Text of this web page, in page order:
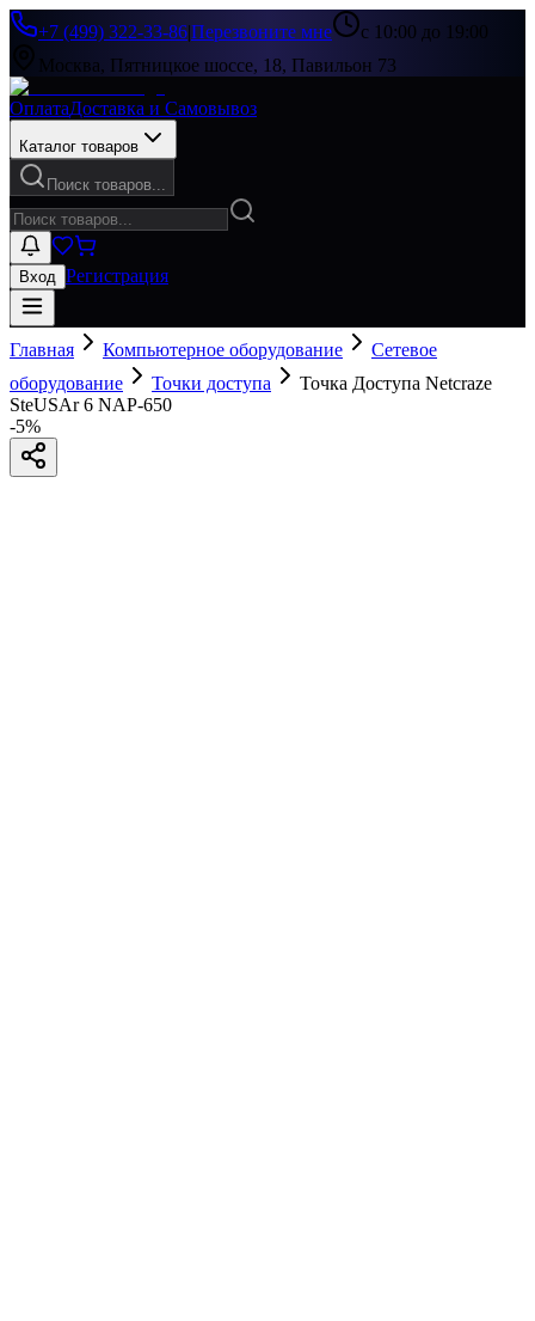
+7 (499) 322-33-86|Перезвоните мне
с 10:00 до 19:00
Москва, Пятницкое шоссе, 18, Павильон 73
ОплатаДоставка и Самовывоз
Каталог товаров
Поиск товаров...
Вход Регистрация
Главная Компьютерное оборудование
Сетевое
оборудование
Точки доступа
Точка Доступа Netcraze
SteUSAr 6 NAP-650
-5%